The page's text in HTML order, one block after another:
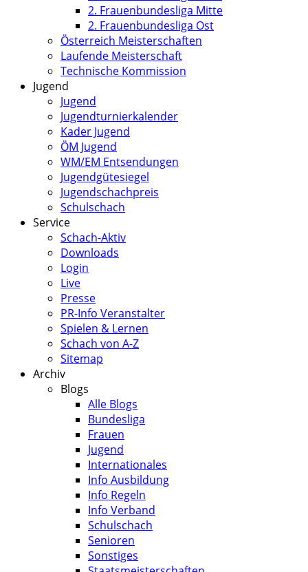
2. Frauenbundesliga Mitte
2. Frauenbundesliga Ost
Österreich Meisterschaften
Laufende Meisterschaft
Technische Kommission
Jugend
Jugend
Jugendturnierkalender
Kader Jugend
ÖM Jugend
WM/EM Entsendungen
Jugendgütesiegel
Jugendschachpreis
Schulschach
Service
Schach-Aktiv
Downloads
Login
Live
Presse
PR-Info Veranstalter
Spielen & Lernen
Schach von A-Z
Sitemap
Archiv
Blogs
Alle Blogs
Bundesliga
Frauen
Jugend
Internationales
Info Ausbildung
Info Regeln
Info Verband
Schulschach
Senioren
Sonstiges